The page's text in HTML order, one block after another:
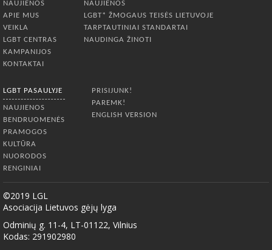
NAUJIENOS
APIE MUS
VEIKLA
LGBT CENTRAS
KAMPANIJOS
KONTAKTAI
NAUJIENOS
LGBT* ŽMOGAUS TEISĖS LIETUVOJE
TARPTAUTINIAI STANDARTAI
NAUDINGA ŽINOTI
LGBT PASAULYJE
NAUJIENOS
BENDRUOMENĖS
PRAMOGOS
KULTŪRA
NUORODOS
RENGINIAI
PRISIJUNK!
PAREMK!
ENGLISH VERSION
©2019 LGL
Asociacija Lietuvos gėjų lyga
Odminių g. 11-4, LT-01122, Vilnius
Kodas: 291902980